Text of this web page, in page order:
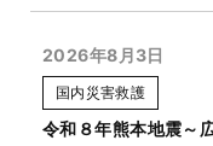
2026年8月3日
国内災害救護
令和８年熊本地震～